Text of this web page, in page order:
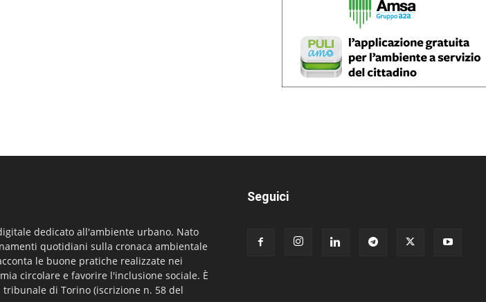
dedicato all'ambiente urbano. Nato
quotidiani sulla cronaca ambientale
le buone pratiche realizzate nei
circolare e favorire l'inclusione sociale. È
di Torino (iscrizione n. 58 del
Seguici